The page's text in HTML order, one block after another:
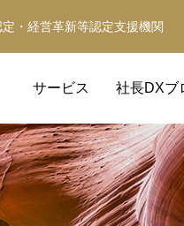
・経営革新等認定支援機関
サービス 社長DXブ